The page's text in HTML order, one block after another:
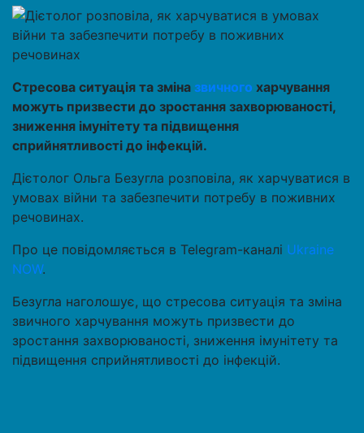
Стресова ситуація та зміна звичного харчування
можуть призвести до зростання захворюваності,
зниження імунітету та підвищення
сприйнятливості до інфекцій.
Дієтолог Ольга Безугла розповіла, як харчуватися в
умовах війни та забезпечити потребу в поживних
речовинах.
Про це повідомляється в Telegram-каналі Ukraine
NOW.
Безугла наголошує, що стресова ситуація та зміна
звичного харчування можуть призвести до
зростання захворюваності, зниження імунітету та
підвищення сприйнятливості до інфекцій.